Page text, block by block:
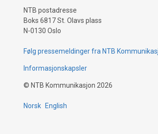
NTB postadresse
Boks 6817 St. Olavs plass
N-0130 Oslo
Følg pressemeldinger fra NTB
Informasjonskapsler
© NTB Kommunikasjon 2026
Norsk English